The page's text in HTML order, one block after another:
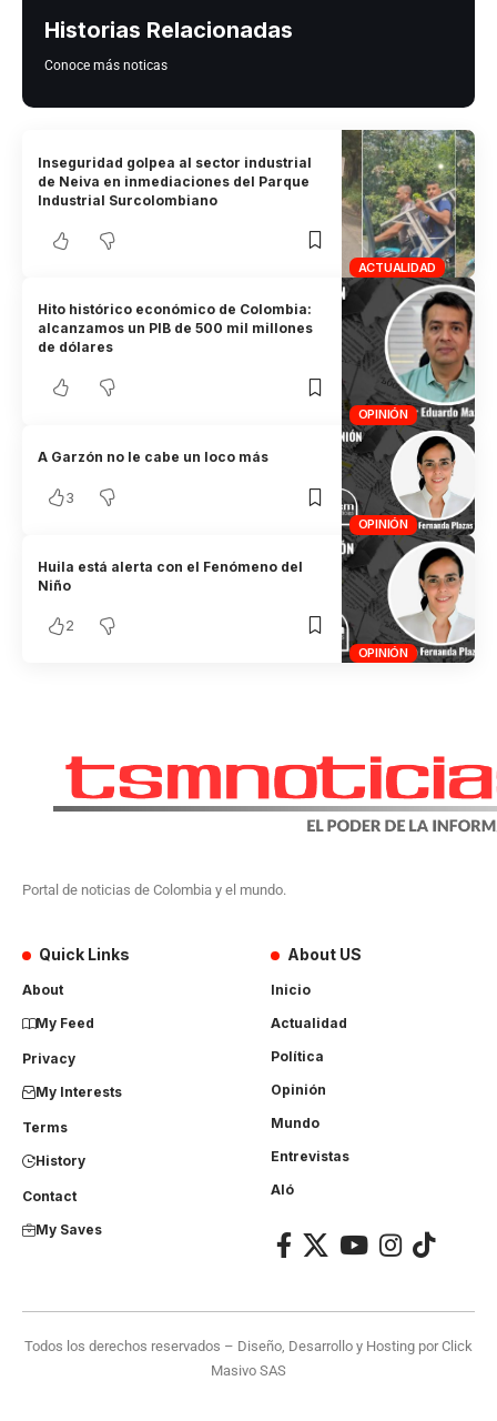
Historias Relacionadas
Conoce más noticas
ACTUALIDAD
Inseguridad golpea al sector industrial
de Neiva en inmediaciones del Parque
Industrial Surcolombiano
OPINIÓN
Hito histórico económico de Colombia:
alcanzamos un PIB de 500 mil millones
de dólares
OPINIÓN
A Garzón no le cabe un loco más
3
OPINIÓN
Huila está alerta con el Fenómeno del
Niño
2
Portal de noticias de Colombia y el mundo.
Quick Links
About
My Feed
Privacy
My Interests
Terms
History
Contact
My Saves
About US
Inicio
Actualidad
Política
Opinión
Mundo
Entrevistas
Aló
Todos los derechos reservados – Diseño, Desarrollo y Hosting porClick
Masivo SAS